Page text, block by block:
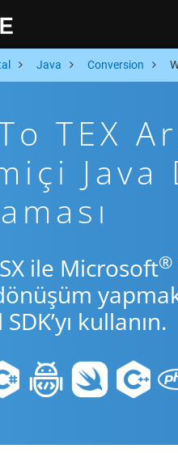
Java Conversion
TEX
Java
ile Microsoft®
kullanın.